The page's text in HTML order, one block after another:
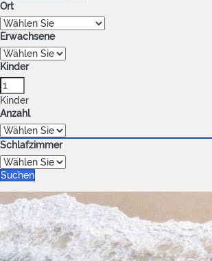
Ort
Erwachsene
Kinder
Kinder
Anzahl
Schlafzimmer
Suchen